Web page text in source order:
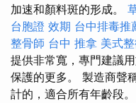
加速和顏料斑的形成。
台胞證 效期 台中排毒推
整骨師 台中 推拿 美式
提供非常寬，專門建議
保護的更多。 製造商聲
計的，適合所有年齡段。